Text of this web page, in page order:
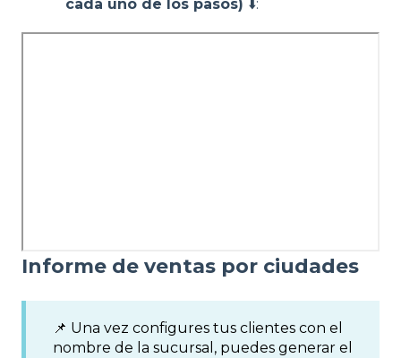
cada uno de los pasos) ⬇️:
Informe de ventas por ciudades
📌 Una vez configures tus clientes con el
nombre de la sucursal, puedes generar el